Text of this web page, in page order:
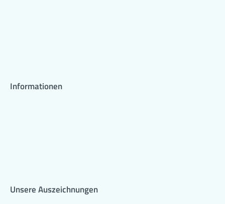
Informationen
Unsere Auszeichnungen